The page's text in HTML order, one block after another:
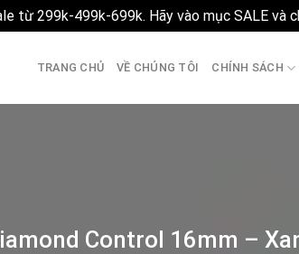
từ 299k-499k-699k. Hãy vào mục SALE và
TRANG CHỦ VỀ CHÚNG TÔI CHÍNH SÁCH
Control 16mm –